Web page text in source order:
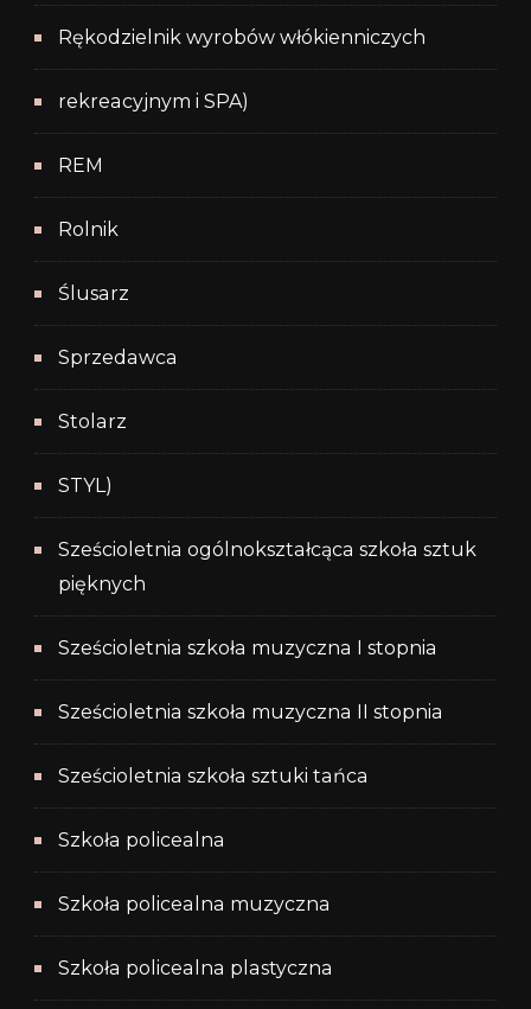
Rękodzielnik wyrobów włókienniczych
rekreacyjnym i SPA)
REM
Rolnik
Ślusarz
Sprzedawca
Stolarz
STYL)
Sześcioletnia ogólnokształcąca szkoła sztuk
pięknych
Sześcioletnia szkoła muzyczna I stopnia
Sześcioletnia szkoła muzyczna II stopnia
Sześcioletnia szkoła sztuki tańca
Szkoła policealna
Szkoła policealna muzyczna
Szkoła policealna plastyczna